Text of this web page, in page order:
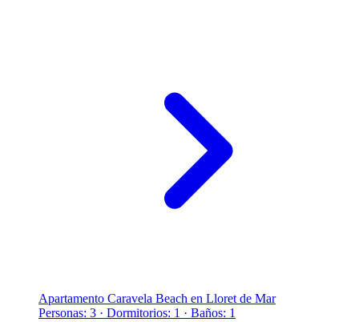
Apartamento Caravela Beach en Lloret de Mar
Personas: 3 · Dormitorios: 1 · Baños: 1